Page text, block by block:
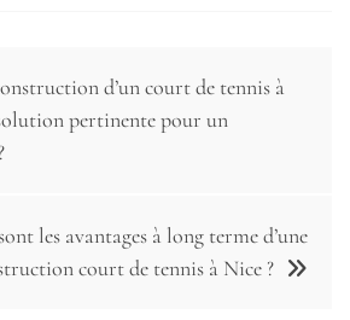
d’un court de tennis à
pertinente pour un
les avantages à long terme d’une
court de tennis à Nice ?